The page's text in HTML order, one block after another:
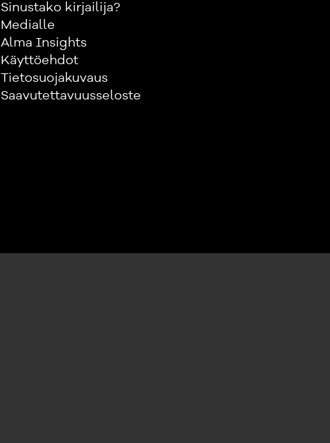
Sinustako kirjailija?
Medialle
Alma Insights
Käyttöehdot
Tietosuojakuvaus
Saavutettavuusseloste